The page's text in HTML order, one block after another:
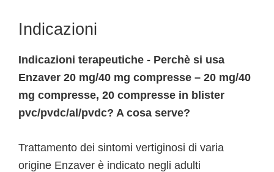
Indicazioni
Indicazioni terapeutiche - Perchè si usa
Enzaver 20 mg/40 mg compresse – 20 mg/40
mg compresse, 20 compresse in blister
pvc/pvdc/al/pvdc? A cosa serve?
Trattamento dei sintomi vertiginosi di varia
origine Enzaver è indicato negli adulti